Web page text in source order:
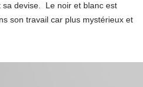
sa devise. Le noir et blanc est
son travail car plus mystérieux et